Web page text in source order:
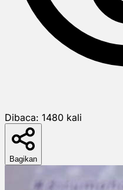
Dibaca: 1480 kali
Bagikan